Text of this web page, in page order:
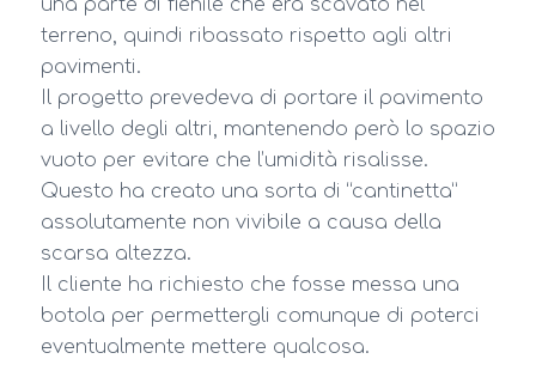
una parte di fienile che era scavato nel
terreno, quindi ribassato rispetto agli altri
pavimenti.
Il progetto prevedeva di portare il pavimento
a livello degli altri, mantenendo però lo spazio
vuoto per evitare che l’umidità risalisse.
Questo ha creato una sorta di “cantinetta”
assolutamente non vivibile a causa della
scarsa altezza.
Il cliente ha richiesto che fosse messa una
botola per permettergli comunque di poterci
eventualmente mettere qualcosa.